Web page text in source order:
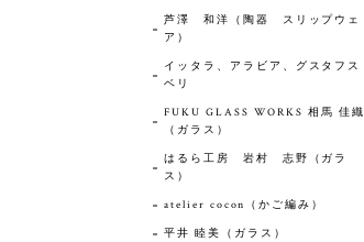
芦澤 和洋（陶器 スリップウェ
ア）
イッタラ、アラビア、グスタフス
ベリ
FUKU GLASS WORKS 相馬 佳織
（ガラス）
はるら工房 岩村 志野（ガラ
ス）
atelier cocon（かご編み）
平井 睦美（ガラス）